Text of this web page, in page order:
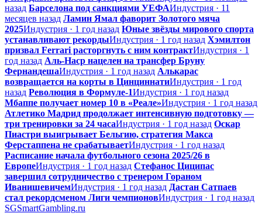
назад Барселона под санкциями УЕФАИндустрия · 11
месяцев назад Ламин Ямал фаворит Золотого мяча
2025Индустрия · 1 год назад Юные звёзды мирового спорта
устанавливают рекордыИндустрия · 1 год назад Хэмилтон
призвал Ferrari расторгнуть с ним контрактИндустрия · 1
год назад Аль-Наср нацелен на трансфер Бруну
ФернандешаИндустрия · 1 год назад Алькарас
возвращается на корты в ЦинциннатиИндустрия · 1 год
назад Революция в Формуле-1Индустрия · 1 год назад
Мбаппе получает номер 10 в «Реале»Индустрия · 1 год назад
Атлетико Мадрид продолжает интенсивную подготовку —
три тренировки за 24 часаИндустрия · 1 год назад Оскар
Пиастри выигрывает Бельгию, стратегия Макса
Ферстаппена не срабатываетИндустрия · 1 год назад
Расписание начала футбольного сезона 2025/26 в
ЕвропеИндустрия · 1 год назад Стефанос Циципас
завершил сотрудничество с тренером Гораном
ИванишевичемИндустрия · 1 год назад Дастан Сатпаев
стал рекордсменом Лиги чемпионовИндустрия · 1 год назад
SGSmartGambling.ru